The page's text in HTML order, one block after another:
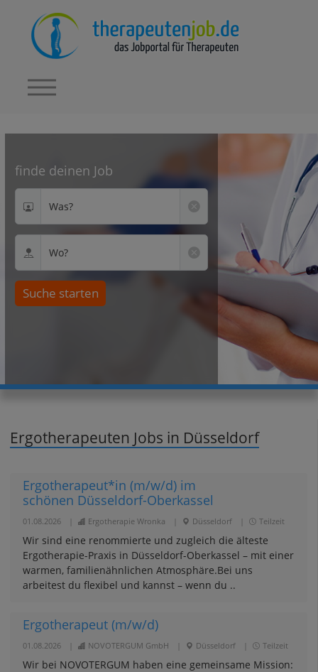
finde deinen Job
Was?
Wo?
Suche starten
Ergotherapeuten Jobs in Düsseldorf
Ergotherapeut*in (m/w/d) im
schönen Düsseldorf-Oberkassel
01.08.2026 Ergotherapie Wronka Düsseldorf Teilzeit
Wir sind eine renommierte und zugleich die älteste
Ergotherapie-Praxis in Düsseldorf-Oberkassel – mit einer
warmen, familienähnlichen Atmosphäre.Bei uns
arbeitest du flexibel und kannst – wenn du ..
Ergotherapeut (m/w/d)
01.08.2026 NOVOTERGUM GmbH Düsseldorf Teilzeit
Wir bei NOVOTERGUM haben eine gemeinsame Mission: